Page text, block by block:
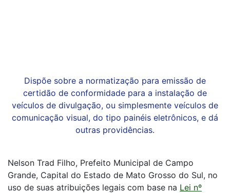
Dispõe sobre a normatização para emissão de
certidão de conformidade para a instalação de
veículos de divulgação, ou simplesmente veículos de
comunicação visual, do tipo painéis eletrônicos, e dá
outras providências.
Nelson Trad Filho, Prefeito Municipal de Campo
Grande, Capital do Estado de Mato Grosso do Sul, no
uso de suas atribuições legais com base na Lei nº